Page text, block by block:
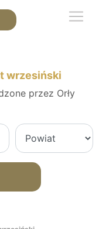
wrzesiński
przez Orły